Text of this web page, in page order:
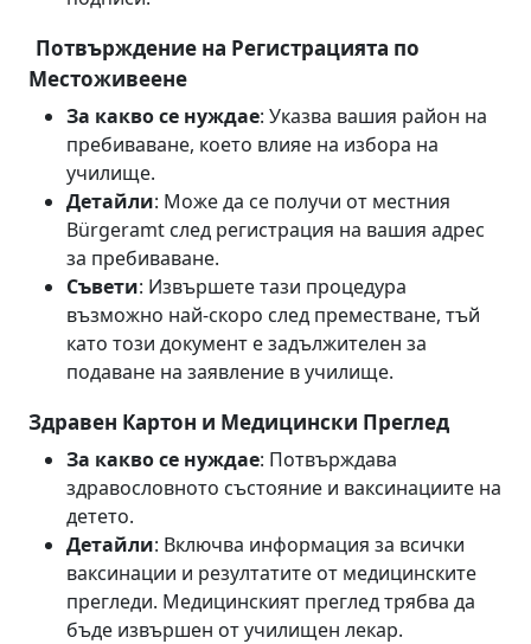
Потвърждение на Регистрацията по
Местоживеене
За какво се нуждае: Указва вашия район на
пребиваване, което влияе на избора на
училище.
Детайли: Може да се получи от местния
Bürgeramt след регистрация на вашия адрес
за пребиваване.
Съвети: Извършете тази процедура
възможно най-скоро след преместване, тъй
като този документ е задължителен за
подаване на заявление в училище.
Здравен Картон и Медицински Преглед
За какво се нуждае: Потвърждава
здравословното състояние и ваксинациите на
детето.
Детайли: Включва информация за всички
ваксинации и резултатите от медицинските
прегледи. Медицинският преглед трябва да
бъде извършен от училищен лекар.